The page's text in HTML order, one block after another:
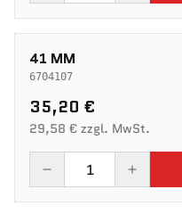
41 MM
6704107
35,20 €
29,58 € zzgl. MwSt.